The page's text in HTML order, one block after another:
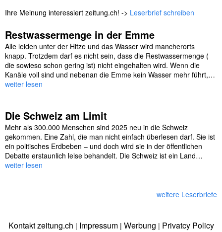
Ihre Meinung interessiert zeitung.ch! -> Leserbrief schreiben
Restwassermenge in der Emme
Alle leiden unter der Hitze und das Wasser wird mancherorts
knapp. Trotzdem darf es nicht sein, dass die Restwassermenge (
die sowieso schon gering ist) nicht eingehalten wird. Wenn die
Kanäle voll sind und nebenan die Emme kein Wasser mehr führt,…
weiter lesen
Die Schweiz am Limit
Mehr als 300.000 Menschen sind 2025 neu in die Schweiz
gekommen. Eine Zahl, die man nicht einfach überlesen darf. Sie ist
ein politisches Erdbeben – und doch wird sie in der öffentlichen
Debatte erstaunlich leise behandelt. Die Schweiz ist ein Land…
weiter lesen
weitere Leserbriefe
Kontakt zeitung.ch | Impressum| Werbung | Privatcy Policy